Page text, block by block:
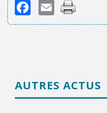
Facebook
Email
AUTRES ACTUS